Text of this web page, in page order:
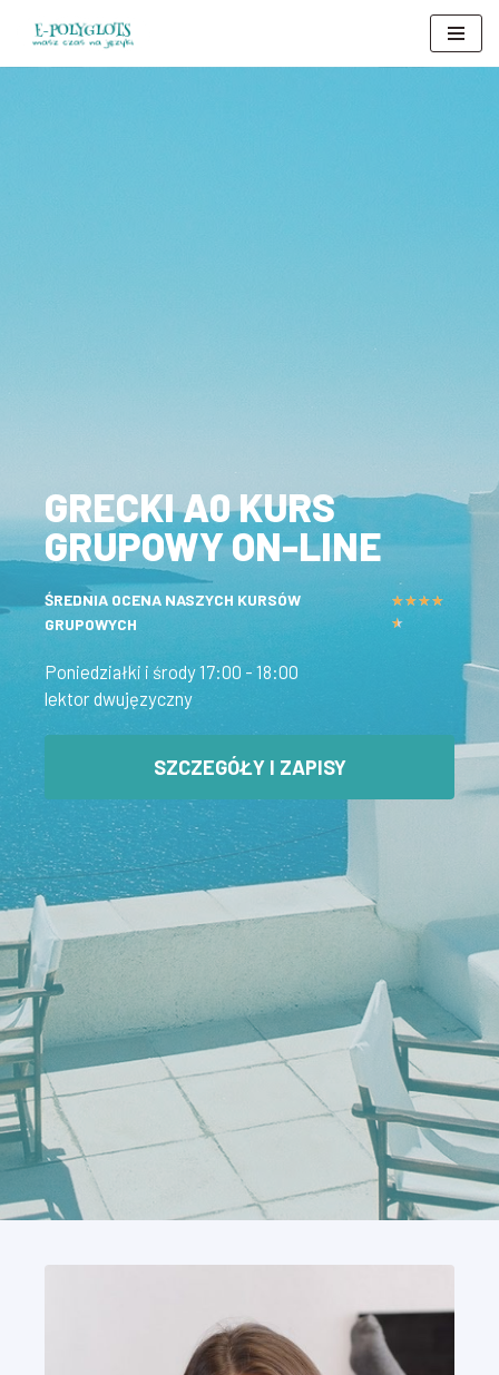
GRECKI A0 KURS
GRUPOWY ON-LINE​
ŚREDNIA OCENA NASZYCH KURSÓW
GRUPOWYCH
★★★★
★
Poniedziałki i środy17:00 - 18:00
lektordwujęzyczny
SZCZEGÓŁY I ZAPISY